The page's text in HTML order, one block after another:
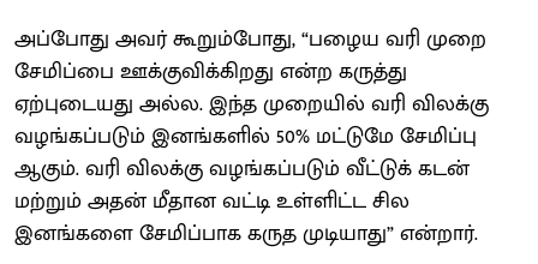
அப்போது அவர் கூறும்போது, “பழைய வரி முறை
சேமிப்பை ஊக்குவிக்கிறது என்ற கருத்து
ஏற்புடையது அல்ல. இந்த முறையில் வரி விலக்கு
வழங்கப்படும் இனங்களில் 50% மட்டுமே சேமிப்பு
ஆகும். வரி விலக்கு வழங்கப்படும் வீட்டுக் கடன்
மற்றும் அதன் மீதான வட்டி உள்ளிட்ட சில
இனங்களை சேமிப்பாக கருத முடியாது” என்றார்.